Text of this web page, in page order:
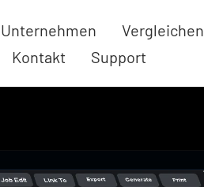
Vergleichen
Kontakt Support